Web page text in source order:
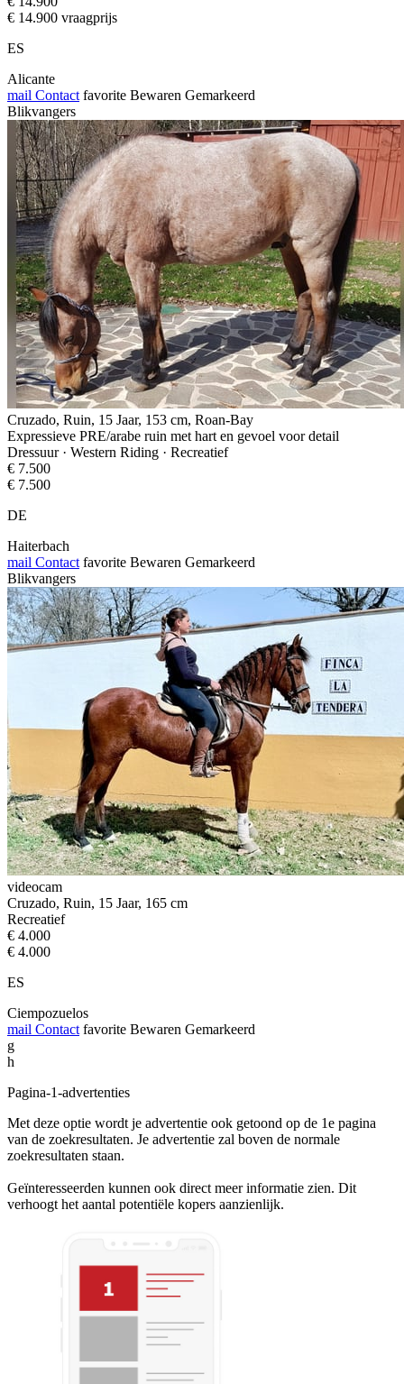
€ 14.900 vraagprijs
ES
Alicante
mail Contact favorite Bewaren Gemarkeerd
Blikvangers
Cruzado, Ruin, 15 Jaar, 153 cm, Roan-Bay
Expressieve PRE/arabe ruin met hart en gevoel voor detail
Dressuur · Western Riding · Recreatief
€ 7.500
€ 7.500
DE
Haiterbach
mail Contact favorite Bewaren Gemarkeerd
Blikvangers
videocam
Cruzado, Ruin, 15 Jaar, 165 cm
Recreatief
€ 4.000
€ 4.000
ES
Ciempozuelos
mail Contact favorite Bewaren Gemarkeerd
g
h
Pagina-1-advertenties
Met deze optie wordt je advertentie ook getoond op de 1e pagina
van de zoekresultaten. Je advertentie zal boven de normale
zoekresultaten staan.
Geïnteresseerden kunnen ook direct meer informatie zien. Dit
verhoogt het aantal potentiële kopers aanzienlijk.